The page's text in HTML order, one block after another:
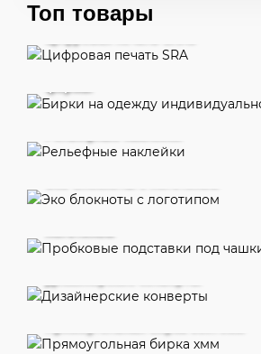
Топ товары
Бирки на одежду индивидуальной